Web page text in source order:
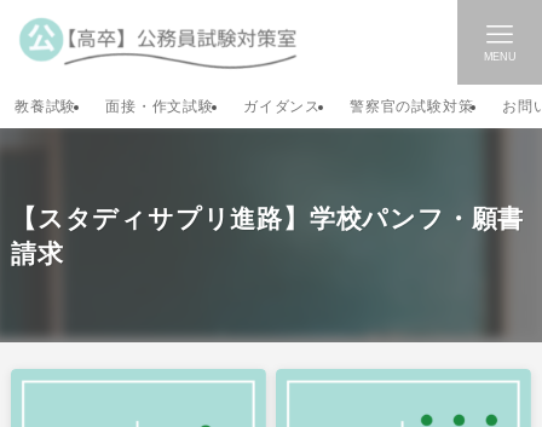
MENU
教養試験 面接・作文試験 ガイダンス 警察官の試験対策 お問
【スタディサプリ進路】学校パンフ・願書
請求